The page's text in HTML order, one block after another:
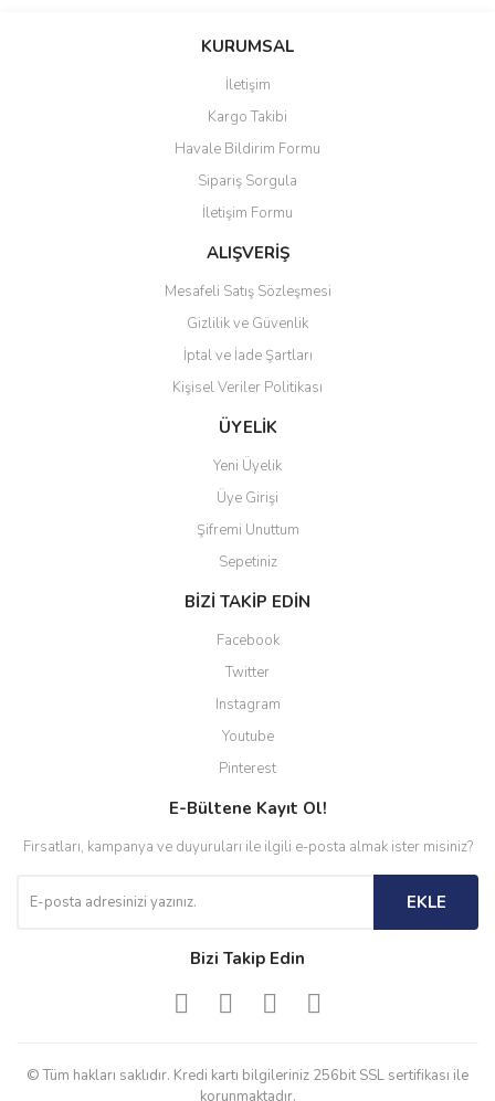
Bu ürüne ilk yorumu siz yapın!
Ürün resmi kalitesiz, bozuk veya görüntülenemiyor.
Ürün açıklamasında eksik bilgiler bulunuyor.
Ürün bilgilerinde hatalar bulunuyor.
Ürün fiyatı diğer sitelerden daha pahalı.
Bu ürüne benzer farklı alternatifler olmalı.
Gönder
KURUMSAL
İletişim
Kargo Takibi
Havale Bildirim Formu
Sipariş Sorgula
İletişim Formu
ALIŞVERİŞ
Mesafeli Satış Sözleşmesi
Gizlilik ve Güvenlik
İptal ve İade Şartları
Kişisel Veriler Politikası
ÜYELİK
Yeni Üyelik
Üye Girişi
Şifremi Unuttum
Sepetiniz
BİZİ TAKİP EDİN
Facebook
Twitter
Instagram
Youtube
Pinterest
E-Bültene Kayıt Ol!
Fırsatları, kampanya ve duyuruları ile ilgili e-posta almak ister misiniz?
EKLE
Bizi Takip Edin
© Tüm hakları saklıdır. Kredi kartı bilgileriniz 256bit SSL sertifikası ile
korunmaktadır.